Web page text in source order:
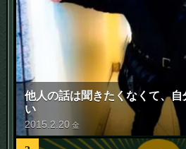
他人の話は聞きたくなくて、
い
2015.2.20 金